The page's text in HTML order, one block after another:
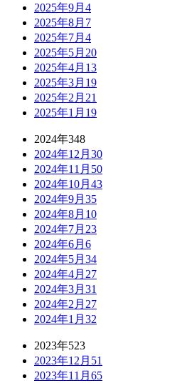
2025年9月 4
2025年8月 7
2025年7月 4
2025年5月 20
2025年4月 13
2025年3月 19
2025年2月 21
2025年1月 19
2024年348
2024年12月 30
2024年11月 50
2024年10月 43
2024年9月 35
2024年8月 10
2024年7月 23
2024年6月 6
2024年5月 34
2024年4月 27
2024年3月 31
2024年2月 27
2024年1月 32
2023年523
2023年12月 51
2023年11月 65